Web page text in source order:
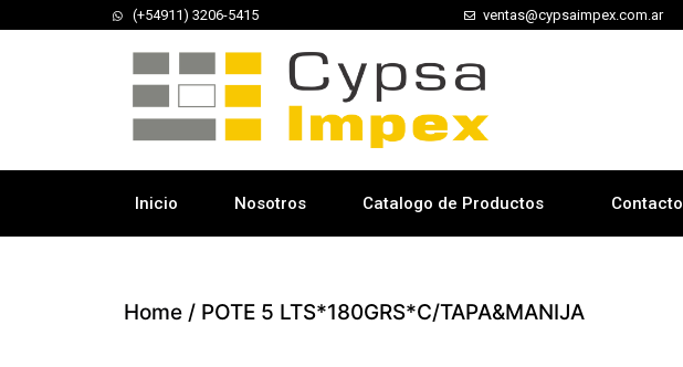
(+54911) 3206-5415 ventas@cypsaimpex.com.ar
Inicio Nosotros Catalogo de Productos Contacto
Home / POTE 5 LTS*180GRS*C/TAPA&MANIJA